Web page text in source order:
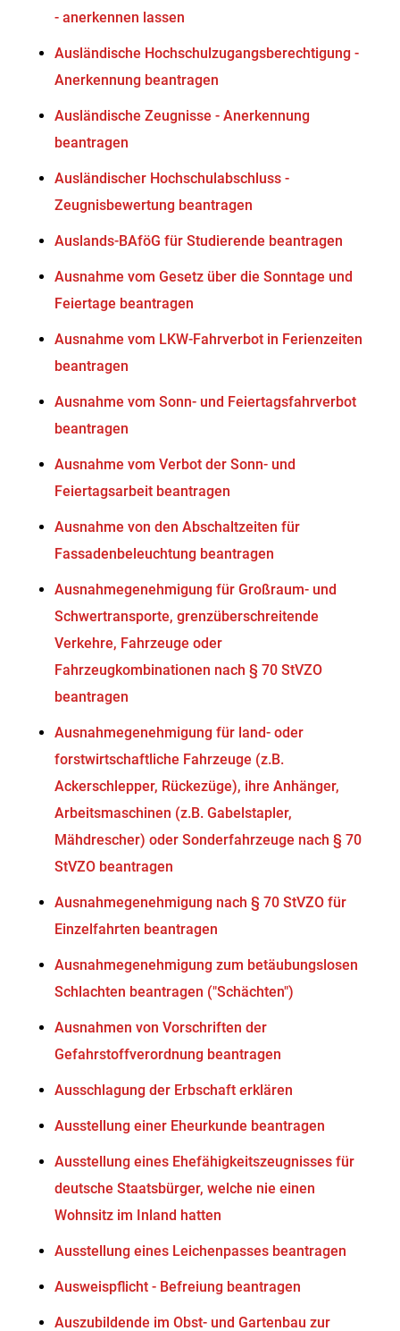
- anerkennen lassen
Ausländische Hochschulzugangsberechtigung -
Anerkennung beantragen
Ausländische Zeugnisse - Anerkennung
beantragen
Ausländischer Hochschulabschluss -
Zeugnisbewertung beantragen
Auslands-BAföG für Studierende beantragen
Ausnahme vom Gesetz über die Sonntage und
Feiertage beantragen
Ausnahme vom LKW-Fahrverbot in Ferienzeiten
beantragen
Ausnahme vom Sonn- und Feiertagsfahrverbot
beantragen
Ausnahme vom Verbot der Sonn- und
Feiertagsarbeit beantragen
Ausnahme von den Abschaltzeiten für
Fassadenbeleuchtung beantragen
Ausnahmegenehmigung für Großraum- und
Schwertransporte, grenzüberschreitende
Verkehre, Fahrzeuge oder
Fahrzeugkombinationen nach § 70 StVZO
beantragen
Ausnahmegenehmigung für land- oder
forstwirtschaftliche Fahrzeuge (z.B.
Ackerschlepper, Rückezüge), ihre Anhänger,
Arbeitsmaschinen (z.B. Gabelstapler,
Mähdrescher) oder Sonderfahrzeuge nach § 70
StVZO beantragen
Ausnahmegenehmigung nach § 70 StVZO für
Einzelfahrten beantragen
Ausnahmegenehmigung zum betäubungslosen
Schlachten beantragen ("Schächten")
Ausnahmen von Vorschriften der
Gefahrstoffverordnung beantragen
Ausschlagung der Erbschaft erklären
Ausstellung einer Eheurkunde beantragen
Ausstellung eines Ehefähigkeitszeugnisses für
deutsche Staatsbürger, welche nie einen
Wohnsitz im Inland hatten
Ausstellung eines Leichenpasses beantragen
Ausweispflicht - Befreiung beantragen
Auszubildende im Obst- und Gartenbau zur